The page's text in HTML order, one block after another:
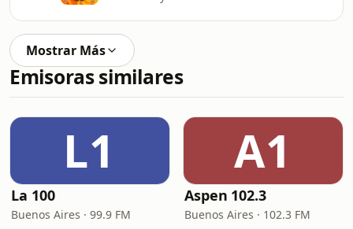
Mostrar Más
Emisoras similares
L1
La 100
Buenos Aires · 99.9 FM
A1
Aspen 102.3
Buenos Aires · 102.3 FM